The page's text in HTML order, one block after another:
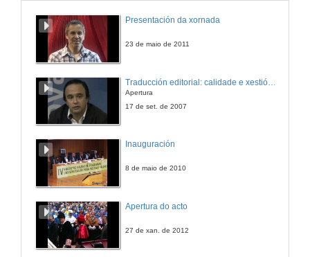
Presentación da xornada
23 de maio de 2011
Apertura
17 de set. de 2007
Inauguración
8 de maio de 2010
Apertura do acto
27 de xan. de 2012